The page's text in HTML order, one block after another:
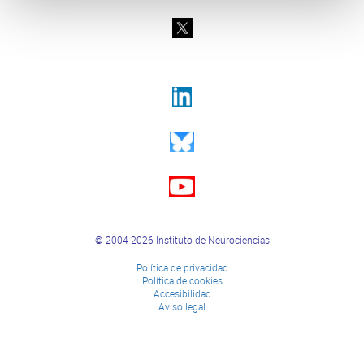
© 2004-2026 Instituto de Neurociencias
Política de privacidad
Política de cookies
Accesibilidad
Aviso legal